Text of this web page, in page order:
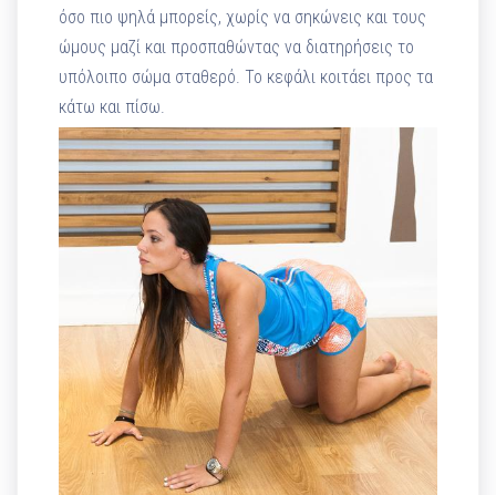
όσο πιο ψηλά μπορείς, χωρίς να σηκώνεις και τους
ώμους μαζί και προσπαθώντας να διατηρήσεις το
υπόλοιπο σώμα σταθερό. Το κεφάλι κοιτάει προς τα
κάτω και πίσω.